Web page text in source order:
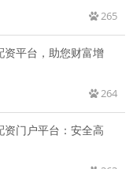
265
平台，助您财富增
264